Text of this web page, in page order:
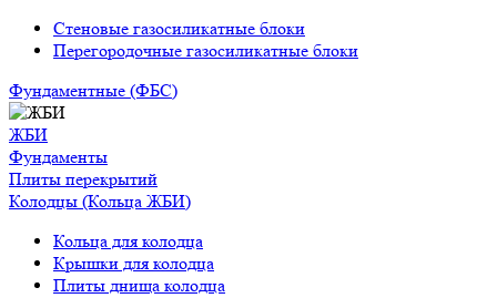
Стеновые газосиликатные блоки
Перегородочные газосиликатные блоки
Фундаментные (ФБС)
ЖБИ
Фундаменты
Плиты перекрытий
Колодцы (Кольца ЖБИ)
Кольца для колодца
Крышки для колодца
Плиты днища колодца